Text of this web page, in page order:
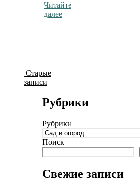
Читайте
далее
Старые
записи
Рубрики
Рубрики
Поиск
Свежие записи